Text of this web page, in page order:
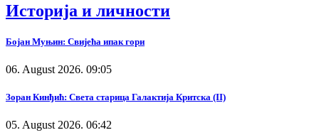
Историја и личности
Бојан Муњин: Свијећа ипак гори
06. August 2026. 09:05
Зоран Кинђић: Света старица Галактија Критска (II)
05. August 2026. 06:42